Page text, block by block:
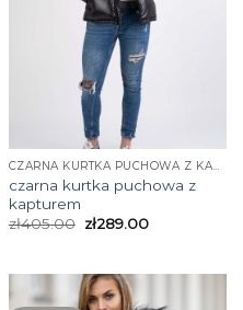
CZARNA KURTKA PUCHOWA Z KAPTUREM
czarna kurtka puchowa z
kapturem
zł405.00 zł289.00